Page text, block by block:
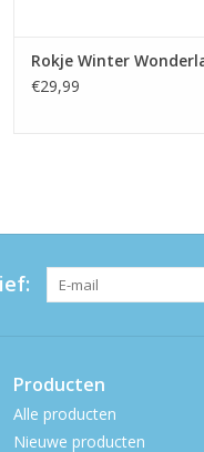
Rokje Winter
€29,99
Producten
Alle producten
Nieuwe producten